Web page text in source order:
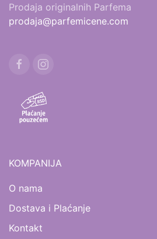
Prodaja originalnih Parfema
prodaja@parfemicene.com
KOMPANIJA
O nama
Dostava i Plaćanje
Kontakt